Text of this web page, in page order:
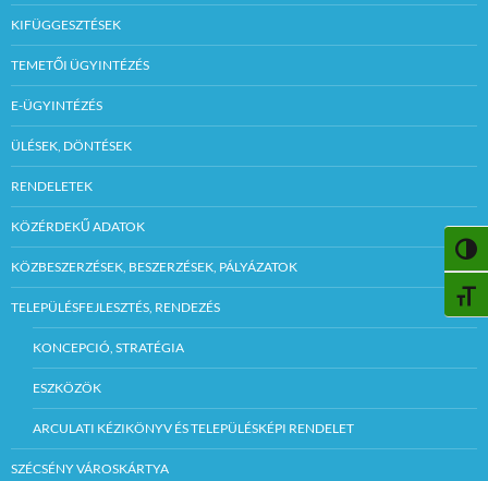
KIFÜGGESZTÉSEK
TEMETŐI ÜGYINTÉZÉS
E-ÜGYINTÉZÉS
ÜLÉSEK, DÖNTÉSEK
RENDELETEK
KÖZÉRDEKŰ ADATOK
KÖZBESZERZÉSEK, BESZERZÉSEK, PÁLYÁZATOK
TELEPÜLÉSFEJLESZTÉS, RENDEZÉS
KONCEPCIÓ, STRATÉGIA
ESZKÖZÖK
ARCULATI KÉZIKÖNYV ÉS TELEPÜLÉSKÉPI RENDELET
SZÉCSÉNY VÁROSKÁRTYA